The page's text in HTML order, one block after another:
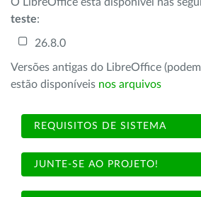
teste:
26.8.0
Versões antigas do LibreOffice
estão disponíveis nos arquivos
REQUISITOS DE SISTEMA
JUNTE-SE AO PROJETO!